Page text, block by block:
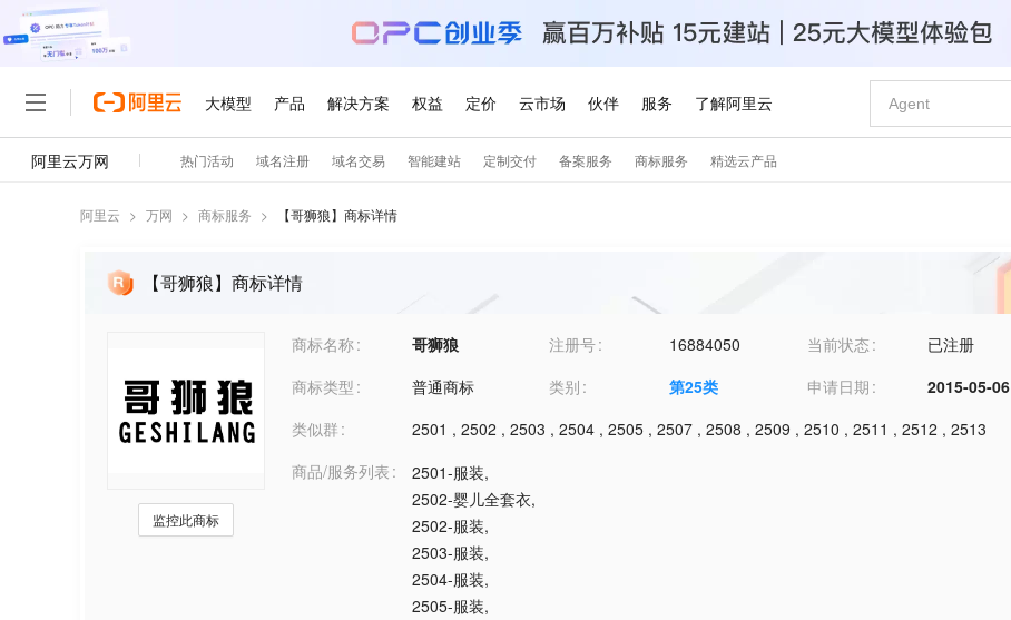
阿里云 > 万网 > 商标服务 > 【哥狮狼】商标详情
【哥狮狼】商标详情
监控此商标
商标名称 哥狮狼 注册号 16884050 当前状态
已注册
商标类型
普通商标 类别 第25类 申请日期
2015-05-06
类似群
2501 , 2502 , 2503 , 2504 , 2505 , 2507 , 2508 , 2509 , 2510 , 2511 , 2512 , 2513
商品/服务列表
2501-服装,
2502-婴儿全套衣,
2502-服装,
2503-服装,
2504-服装,
2505-服装,